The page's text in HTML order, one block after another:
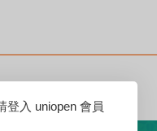
登入 uniopen 會員